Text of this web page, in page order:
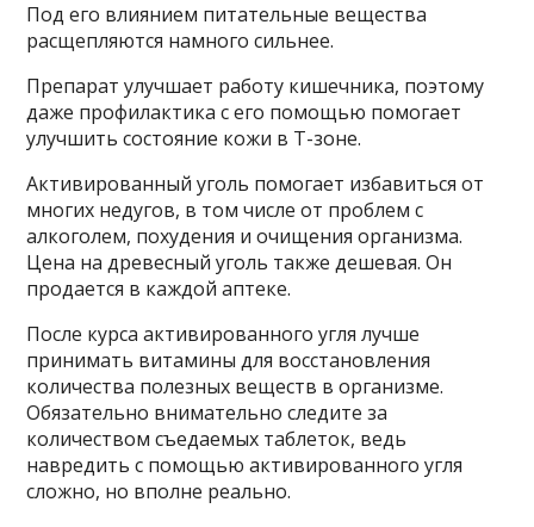
Под его влиянием питательные вещества
расщепляются намного сильнее.
Препарат улучшает работу кишечника, поэтому
даже профилактика с его помощью помогает
улучшить состояние кожи в Т-зоне.
Активированный уголь помогает избавиться от
многих недугов, в том числе от проблем с
алкоголем, похудения и очищения организма.
Цена на древесный уголь также дешевая. Он
продается в каждой аптеке.
После курса активированного угля лучше
принимать витамины для восстановления
количества полезных веществ в организме.
Обязательно внимательно следите за
количеством съедаемых таблеток, ведь
навредить с помощью активированного угля
сложно, но вполне реально.